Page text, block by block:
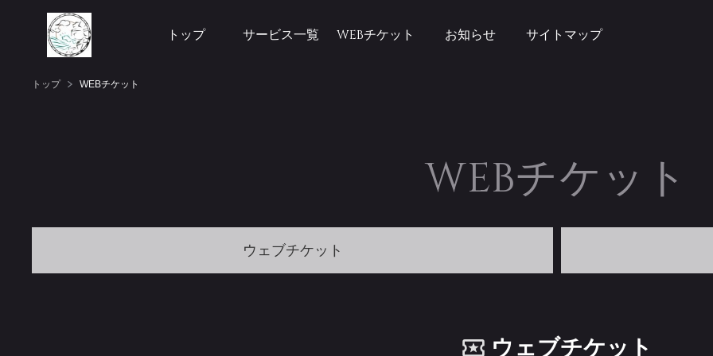
トップ サービス一覧 WEBチケット お知らせ サイトマップ
トップ WEBチケット
WEBチケット
ウェブチケット
ウェブチケット